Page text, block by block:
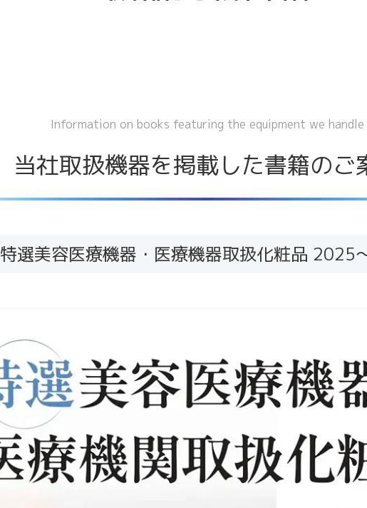
Information on books featuring the equipment we handle
当社取扱機器を掲載した書籍のご
特選美容医療機器・医療機器取扱化粧品 2025